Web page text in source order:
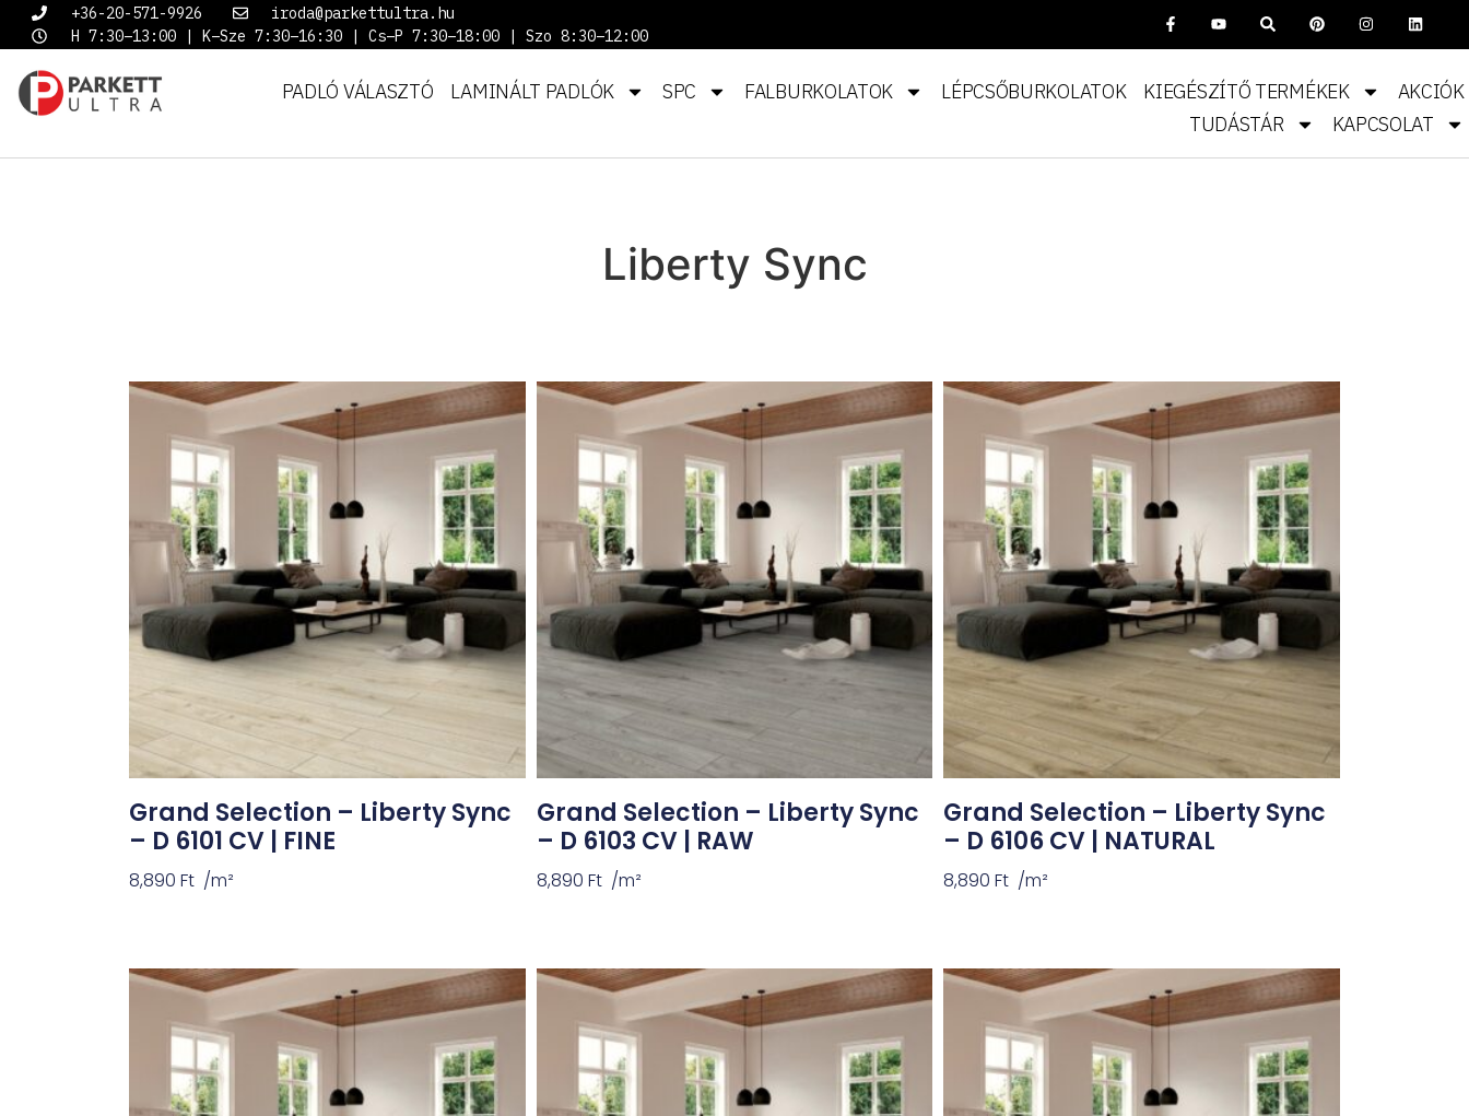
+36-20-571-9926
iroda@parkettultra.hu
H 7:30–13:00 | K–Sze 7:30–16:30 | Cs–P 7:30–18:00 | Szo 8:30–12:00
PADLÓ VÁLASZTÓ LAMINÁLT PADLÓK SPC FALBURKOLATOK LÉPCSŐBURKOLATOK KIEGÉSZÍTŐ TERMÉKEK
AKCIÓK
TUDÁSTÁR
KAPCSOLAT
Liberty Sync
Grand Selection – Liberty Sync
– D 6101 CV | FINE
8,890 Ft /m²
Grand Selection – Liberty Sync
– D 6103 CV | RAW
8,890 Ft /m²
Grand Selection – Liberty Sync
– D 6106 CV | NATURAL
8,890Ft /m²